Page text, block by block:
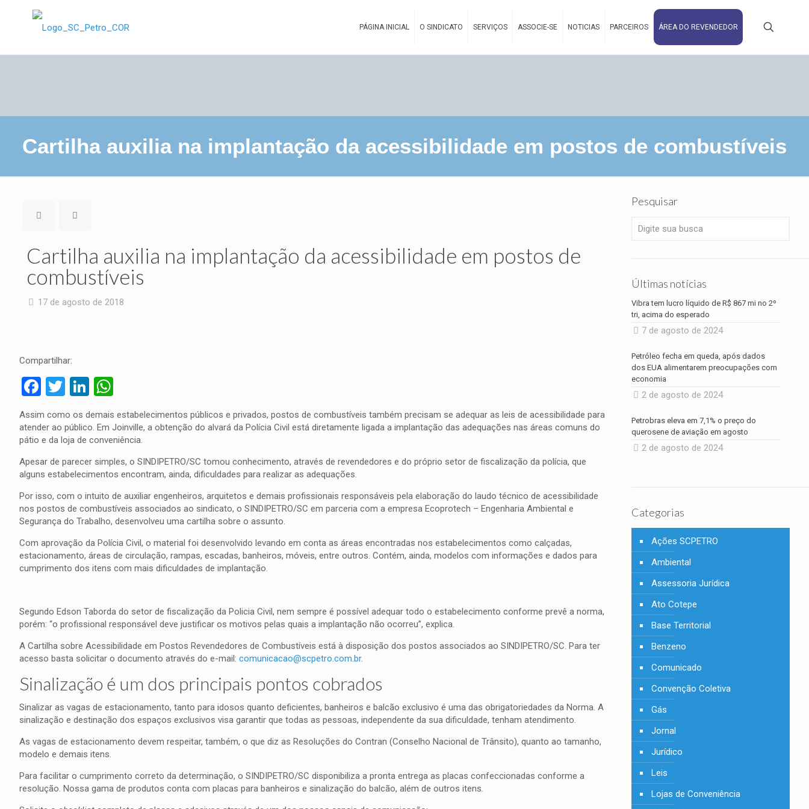
PÁGINA INICIAL O SINDICATO SERVIÇOS ASSOCIE-SE NOTICIAS PARCEIROS ÁREA DO REVENDEDOR
Cartilha auxilia na implantação da acessibilidade em postos de combustíveis
Cartilha auxilia na implantação da acessibilidade em postos de
combustíveis
17 de agosto de 2018
Compartilhar:
Facebook
TwitterLinkedIn
WhatsApp
Assim como os demais estabelecimentos públicos e privados, postos de combustíveis também precisam se adequar as leis de acessibilidade para
atender ao público. Em Joinville, a obtenção do alvará da Polícia Civil está diretamente ligada a implantação das adequações nas áreas comuns do
pátio e da loja de conveniência.
Apesar de parecer simples, o SINDIPETRO/SC tomou conhecimento, através de revendedores e do próprio setor de fiscalização da polícia, que
alguns estabelecimentos encontram, ainda, dificuldades para realizar as adequações.
Por isso, com o intuito de auxiliar engenheiros, arquitetos e demais profissionais responsáveis pela elaboração do laudo técnico de acessibilidade
nos postos de combustíveis associados ao sindicato, o SINDIPETRO/SC em parceria com a empresa Ecoprotech – Engenharia Ambiental e
Segurança do Trabalho, desenvolveu uma cartilha sobre o assunto.
Com aprovação da Polícia Civil, o material foi desenvolvido levando em conta as áreas encontradas nos estabelecimentos como calçadas,
estacionamento, áreas de circulação, rampas, escadas, banheiros, móveis, entre outros. Contém, ainda, modelos com informações e dados para
cumprimento dos itens com mais dificuldades de implantação.
Segundo Edson Taborda do setor de fiscalização da Policia Civil, nem sempre é possível adequar todo o estabelecimento conforme prevê a norma,
porém: “o profissional responsável deve justificar os motivos pelas quais a implantação não ocorreu”, explica.
A Cartilha sobre Acessibilidade em Postos Revendedores de Combustíveis está à disposição dos postos associados ao SINDIPETRO/SC. Para ter
acesso basta solicitar o documento através do e-mail: comunicacao@scpetro.com.br.
Sinalização é um dos principais pontos cobrados
Sinalizar as vagas de estacionamento, tanto para idosos quanto deficientes, banheiros e balcão exclusivo é uma das obrigatoriedades da Norma. A
sinalização e destinação dos espaços exclusivos visa garantir que todas as pessoas, independente da sua dificuldade, tenham atendimento.
As vagas de estacionamento devem respeitar, também, o que diz as Resoluções do Contran (Conselho Nacional de Trânsito), quanto ao tamanho,
modelo e demais itens.
Para facilitar o cumprimento correto da determinação, o SINDIPETRO/SC disponibiliza a pronta entrega as placas confeccionadas conforme a
resolução. Nossa gama de produtos conta com placas para banheiros e sinalização do balcão, além de outros itens.
Pesquisar
Últimas notícias
Vibra tem lucro líquido de R$ 867 mi no 2º
tri, acima do esperado
7 de agosto de 2024
Petróleo fecha em queda, após dados
dos EUA alimentarem preocupações com
economia
2 de agosto de 2024
Petrobras eleva em 7,1% o preço do
querosene de aviação em agosto
2 de agosto de 2024
Categorias
Ações SCPETRO
Ambiental
Assessoria Jurídica
Ato Cotepe
Base Territorial
Benzeno
Comunicado
Convenção Coletiva
Gás
Jornal
Jurídico
Leis
Lojas de Conveniência